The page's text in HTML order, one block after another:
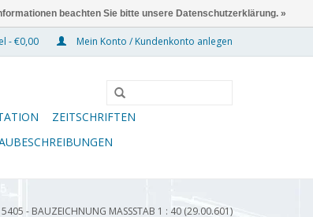
- €0,00 Mein Konto / Kundenkonto anlegen
ZEITSCHRIFTEN
- BAUZEICHNUNG MASSSTAB 1 : 40 (29.00.601)
beachten Sie bitte unsere Datenschutzerklärung. »